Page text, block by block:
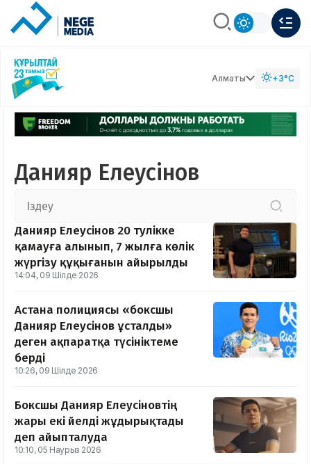
Алматы +3°C
Данияр Елеусінов
Данияр Елеусінов 20 тәулікке
қамауға алынып, 7 жылға көлік
жүргізу құқығанын айырылды
14:04, 09 Шілде 2026
Астана полициясы «боксшы
Данияр Елеусінов ұсталды»
деген ақпаратқа түсініктеме
берді
10:26, 09 Шілде 2026
Боксшы Данияр Елеусіновтің
жары екі әйелді жұдырықтады
деп айыпталуда
10:10, 05 Наурыз 2026